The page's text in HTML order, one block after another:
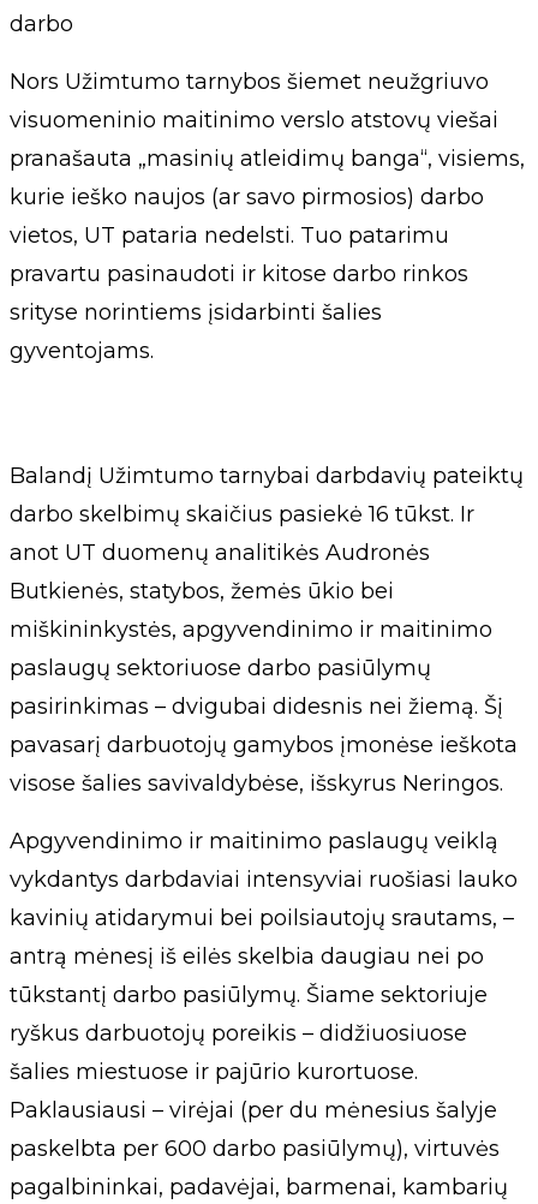
darbo
Nors Užimtumo tarnybos šiemet neužgriuvo
visuomeninio maitinimo verslo atstovų viešai
pranašauta „masinių atleidimų banga“, visiems,
kurie ieško naujos (ar savo pirmosios) darbo
vietos, UT pataria nedelsti. Tuo patarimu
pravartu pasinaudoti ir kitose darbo rinkos
srityse norintiems įsidarbinti šalies
gyventojams.
Balandį Užimtumo tarnybai darbdavių pateiktų
darbo skelbimų skaičius pasiekė 16 tūkst. Ir
anot UT duomenų analitikės Audronės
Butkienės, statybos, žemės ūkio bei
miškininkystės, apgyvendinimo ir maitinimo
paslaugų sektoriuose darbo pasiūlymų
pasirinkimas – dvigubai didesnis nei žiemą. Šį
pavasarį darbuotojų gamybos įmonėse ieškota
visose šalies savivaldybėse, išskyrus Neringos.
Apgyvendinimo ir maitinimo paslaugų veiklą
vykdantys darbdaviai intensyviai ruošiasi lauko
kavinių atidarymui bei poilsiautojų srautams, –
antrą mėnesį iš eilės skelbia daugiau nei po
tūkstantį darbo pasiūlymų. Šiame sektoriuje
ryškus darbuotojų poreikis – didžiuosiuose
šalies miestuose ir pajūrio kurortuose.
Paklausiausi – virėjai (per du mėnesius šalyje
paskelbta per 600 darbo pasiūlymų), virtuvės
pagalbininkai, padavėjai, barmenai, kambarių